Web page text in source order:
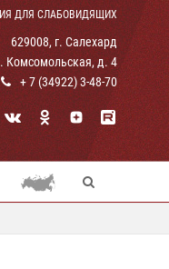
ДЛЯ СЛАБОВИДЯЩИХ
629008, г. Салехард
Комсомольская, д. 4
+ 7 (34922) 3-48-70